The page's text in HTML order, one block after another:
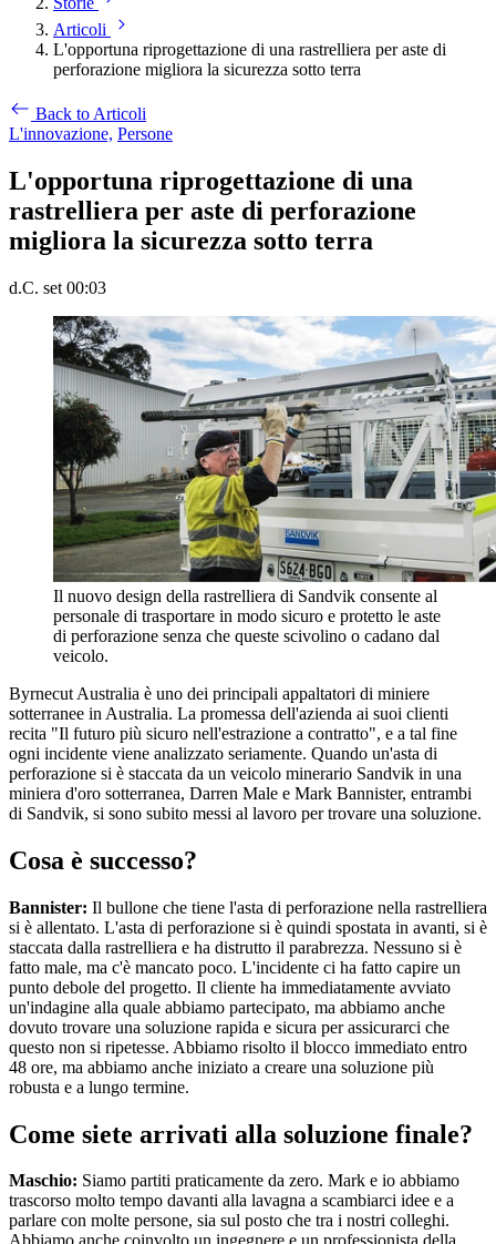
Articoli
L'opportuna riprogettazione di una rastrelliera per aste di
perforazione migliora la sicurezza sotto terra
Back to Articoli
L'innovazione, Persone
L'opportuna riprogettazione di una
rastrelliera per aste di perforazione
migliora la sicurezza sotto terra
d.C. set 00:03
Il nuovo design della rastrelliera di Sandvik consente al
personale di trasportare in modo sicuro e protetto le aste
di perforazione senza che queste scivolino o cadano dal
veicolo.
Byrnecut Australia è uno dei principali appaltatori di miniere
sotterranee in Australia. La promessa dell'azienda ai suoi clienti
recita "Il futuro più sicuro nell'estrazione a contratto", e a tal fine
ogni incidente viene analizzato seriamente. Quando un'asta di
perforazione si è staccata da un veicolo minerario Sandvik in una
miniera d'oro sotterranea, Darren Male e Mark Bannister, entrambi
di Sandvik, si sono subito messi al lavoro per trovare una soluzione.
Cosa è successo?
Bannister: Il bullone che tiene l'asta di perforazione nella rastrelliera
si è allentato. L'asta di perforazione si è quindi spostata in avanti, si è
staccata dalla rastrelliera e ha distrutto il parabrezza. Nessuno si è
fatto male, ma c'è mancato poco. L'incidente ci ha fatto capire un
punto debole del progetto. Il cliente ha immediatamente avviato
un'indagine alla quale abbiamo partecipato, ma abbiamo anche
dovuto trovare una soluzione rapida e sicura per assicurarci che
questo non si ripetesse. Abbiamo risolto il blocco immediato entro
48 ore, ma abbiamo anche iniziato a creare una soluzione più
robusta e a lungo termine.
Come siete arrivati alla soluzione finale?
Maschio: Siamo partiti praticamente da zero. Mark e io abbiamo
trascorso molto tempo davanti alla lavagna a scambiarci idee e a
parlare con molte persone, sia sul posto che tra i nostri colleghi.